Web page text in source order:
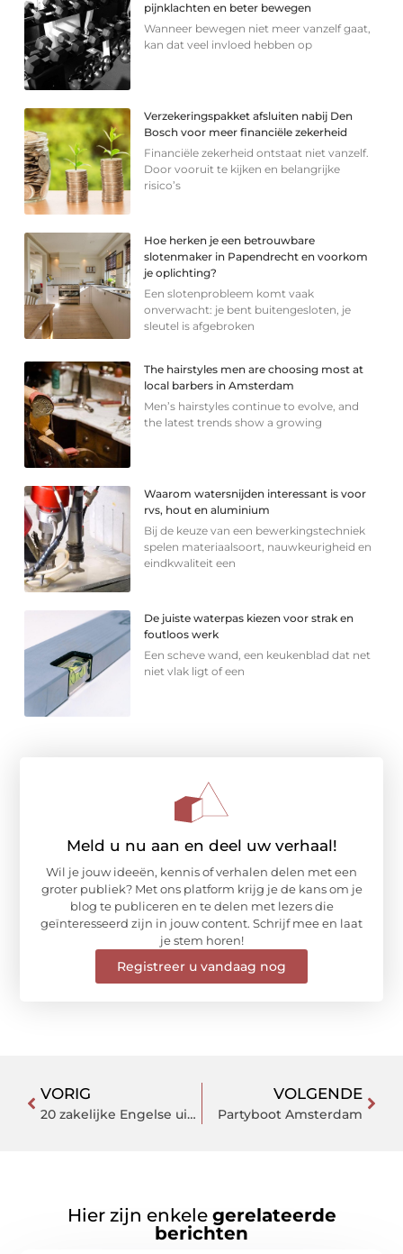
pijnklachten en beter bewegen
Wanneer bewegen niet meer vanzelf gaat,
kan dat veel invloed hebben op
Verzekeringspakket afsluiten nabij Den
Bosch voor meer financiële zekerheid
Financiële zekerheid ontstaat niet vanzelf.
Door vooruit te kijken en belangrijke
risico’s
Hoe herken je een betrouwbare
slotenmaker in Papendrecht en voorkom
je oplichting?
Een slotenprobleem komt vaak
onverwacht: je bent buitengesloten, je
sleutel is afgebroken
The hairstyles men are choosing most at
local barbers in Amsterdam
Men’s hairstyles continue to evolve, and
the latest trends show a growing
Waarom watersnijden interessant is voor
rvs, hout en aluminium
Bij de keuze van een bewerkingstechniek
spelen materiaalsoort, nauwkeurigheid en
eindkwaliteit een
De juiste waterpas kiezen voor strak en
foutloos werk
Een scheve wand, een keukenblad dat net
niet vlak ligt of een
Meld u nu aan en deel uw verhaal!
Wil je jouw ideeën, kennis of verhalen delen met een
groter publiek? Met ons platform krijg je de kans om je
blog te publiceren en te delen met lezers die
geïnteresseerd zijn in jouw content. Schrijf mee en laat
je stem horen!
Registreer u vandaag nog
VORIG
20 zakelijke Engelse uitdrukkingen.
VOLGENDE
Partyboot Amsterdam
Hier zijn enkele gerelateerde
berichten